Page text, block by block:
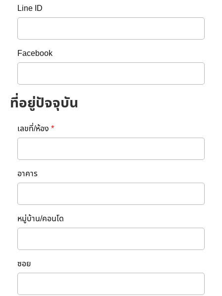
Line ID
Facebook
ที่อยู่ปัจจุบัน
เลขที่/ห้อง *
อาคาร
หมู่บ้าน/คอนโด
ซอย